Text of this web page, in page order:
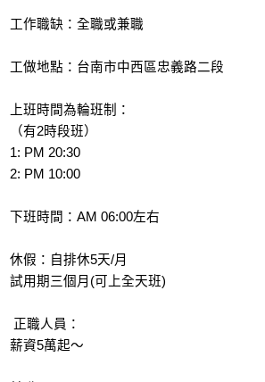
工作職缺：全職或兼職
工做地點：台南市中西區忠義路二段
上班時間為輪班制：
（有2時段班）
1: PM 20:30
2: PM 10:00
下班時間：AM 06:00左右
休假：自排休5天/月
試用期三個月(可上全天班)
正職人員：
薪資5萬起～